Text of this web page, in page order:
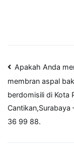
Post
Apakah Anda
membran aspal
berdomisili di Kota
Cantikan,Surabaya
36 99 88.